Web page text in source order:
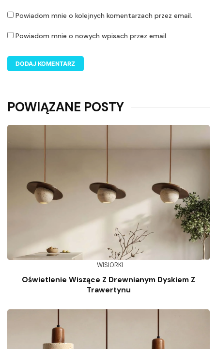
Powiadom mnie o kolejnych komentarzach przez email.
Powiadom mnie o nowych wpisach przez email.
POWIĄZANE POSTY
WISIORKI
Oświetlenie Wiszące Z Drewnianym Dyskiem Z
Trawertynu